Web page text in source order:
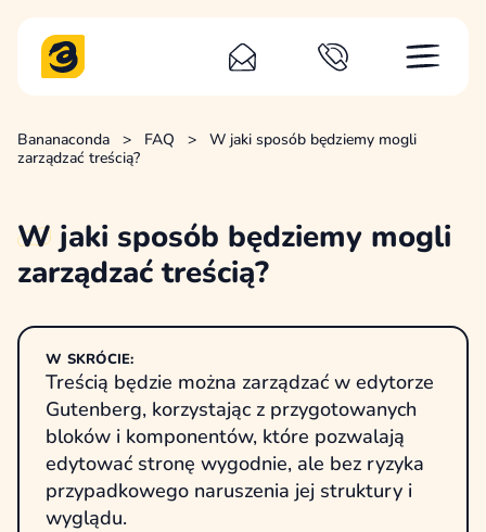
Bananaconda > FAQ >
W jaki sposób będziemy mogli
zarządzać treścią?
W jaki sposób będziemy mogli
zarządzać treścią?
W SKRÓCIE:
Treścią będzie można zarządzać w edytorze
Gutenberg, korzystając z przygotowanych
bloków i komponentów, które pozwalają
edytować stronę wygodnie, ale bez ryzyka
przypadkowego naruszenia jej struktury i
wyglądu.